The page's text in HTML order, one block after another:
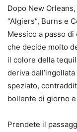
Dopo New
“Algiers”, Burns e
Messico a passo
che decide molto
il colore della
deriva
speziato,
bollente di giorno
Prendete il